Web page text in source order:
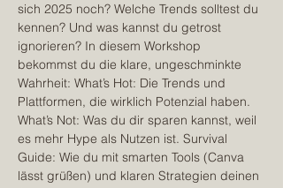
sich 2025 noch? Welche Trends solltest du
kennen? Und was kannst du getrost
ignorieren? In diesem Workshop
bekommst du die klare, ungeschminkte
Wahrheit: What’s Hot: Die Trends und
Plattformen, die wirklich Potenzial haben.
What’s Not: Was du dir sparen kannst, weil
es mehr Hype als Nutzen ist. Survival
Guide: Wie du mit smarten Tools (Canva
lässt grüßen) und klaren Strategien deinen